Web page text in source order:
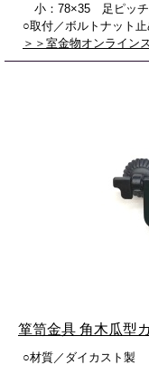
小：78×35 足ピッ
○取付／ボルトナット
＞＞室金物オンライン
箪笥金具 角木瓜型
○材質／ダイカスト製